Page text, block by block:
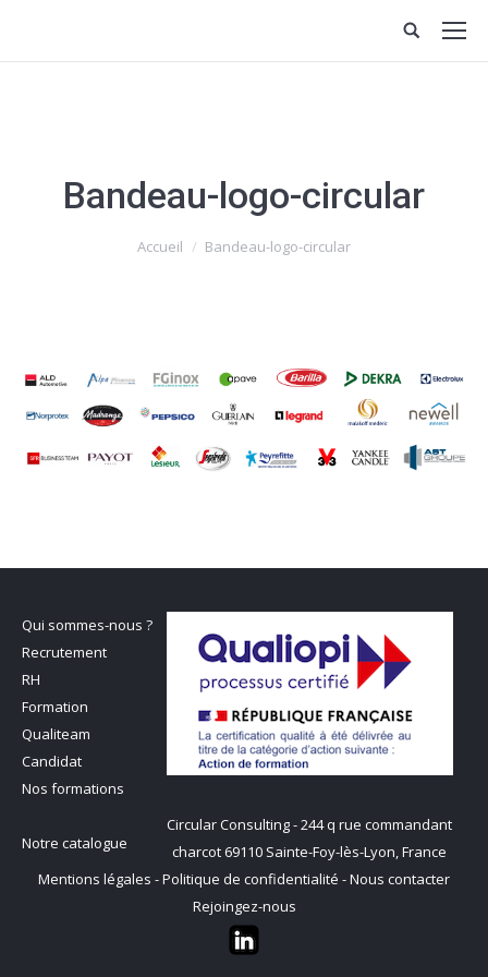
Bandeau-logo-circular
Accueil Bandeau-logo-circular
Qui sommes-nous ?
Recrutement
RH
Formation
Qualiteam
Candidat
Nos formations
Notre catalogue
Circular Consulting - 244 q rue commandant
charcot 69110 Sainte-Foy-lès-Lyon, France
Mentions légales -Politique de confidentialité -Nous contacter
Rejoingez-nous